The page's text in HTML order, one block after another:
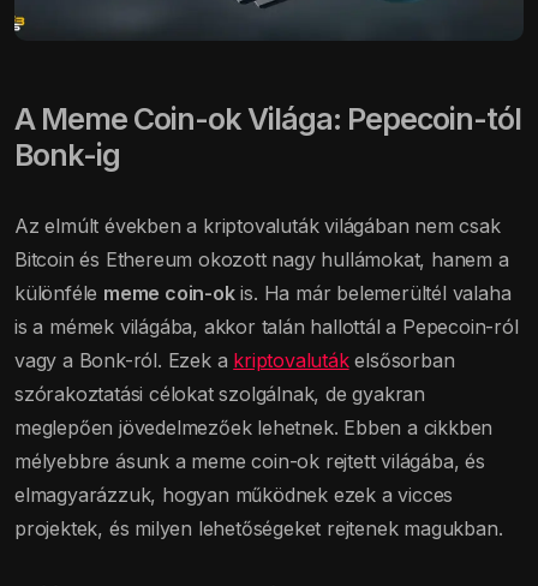
A Meme Coin-ok Világa: Pepecoin-tól
Bonk-ig
Az elmúlt években a kriptovaluták világában nem csak
Bitcoin és Ethereum okozott nagy hullámokat, hanem a
különféle meme coin-okis. Ha már belemerültél valaha
is a mémek világába, akkor talán hallottál a Pepecoin-ról
vagy a Bonk-ról. Ezek a kriptovalutákelsősorban
szórakoztatási célokat szolgálnak, de gyakran
meglepően jövedelmezőek lehetnek. Ebben a cikkben
mélyebbre ásunk a meme coin-ok rejtett világába, és
elmagyarázzuk, hogyan működnek ezek a vicces
projektek, és milyen lehetőségeket rejtenek magukban.